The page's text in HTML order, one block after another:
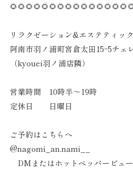
リラクゼーション&エステティッ
阿南市羽ノ浦町宮倉太田15ｰ5チ
（kyouei羽ノ浦店隣）
営業時間 10時半～19時
定休日 日曜日
ご予約はこちらへ
@nagomi_an.nami__
DMまたはホットペッパービュ